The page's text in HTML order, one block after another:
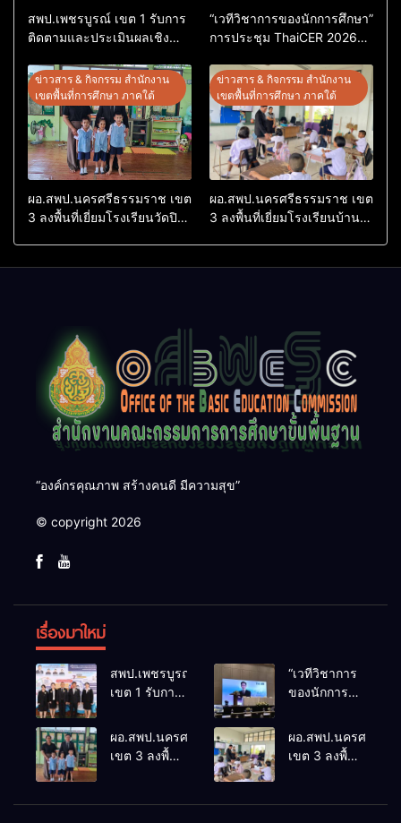
สพป.เพชรบูรณ์ เขต 1 รับการ
ติดตามและประเมินผลเชิง
ต้นแบบ” ระดับประเทศ รุ่นที่ 3
ประจำปีงบประมาณ พ.ศ.
2569
“เวทีวิชาการของนักการศึกษา”
การประชุม ThaiCER 2026
Conference on Education
Research (ThaiCER) 2026
ข่าวสาร & กิจกรรม สำนักงาน
เขตพื้นที่การศึกษา ภาคใต้
ผอ.สพป.นครศรีธรรมราช เขต
3 ลงพื้นที่เยี่ยมโรงเรียนวัดปิยา
ข่าวสาร & กิจกรรม สำนักงาน
เขตพื้นที่การศึกษา ภาคใต้
ผอ.สพป.นครศรีธรรมราช เขต
3 ลงพื้นที่เยี่ยมโรงเรียนบ้าน
“องค์กรคุณภาพ สร้างคนดี มีความสุข”
© copyright 2026
เรื่องมาใหม่
สพป.เพชรบูรณ์
เขต 1 รับการ
ประเมินผล
เชิงประจักษ์
ต้นแบบ”
“เวทีวิชาการ
ของนักการ
ThaiCER
International
ผอ.สพป.นครศรีธรรมราช
เขต 3 ลงพื้นที่
ผอ.สพป.นครศรีธรร
เขต 3 ลงพื้นที่